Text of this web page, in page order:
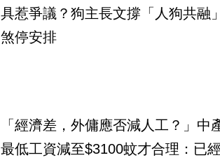
具惹爭議？狗主長文撐「人狗共融
煞停安排
「經濟差，外傭應否減人工？」中
最低工資減至$3100蚊才合理：已